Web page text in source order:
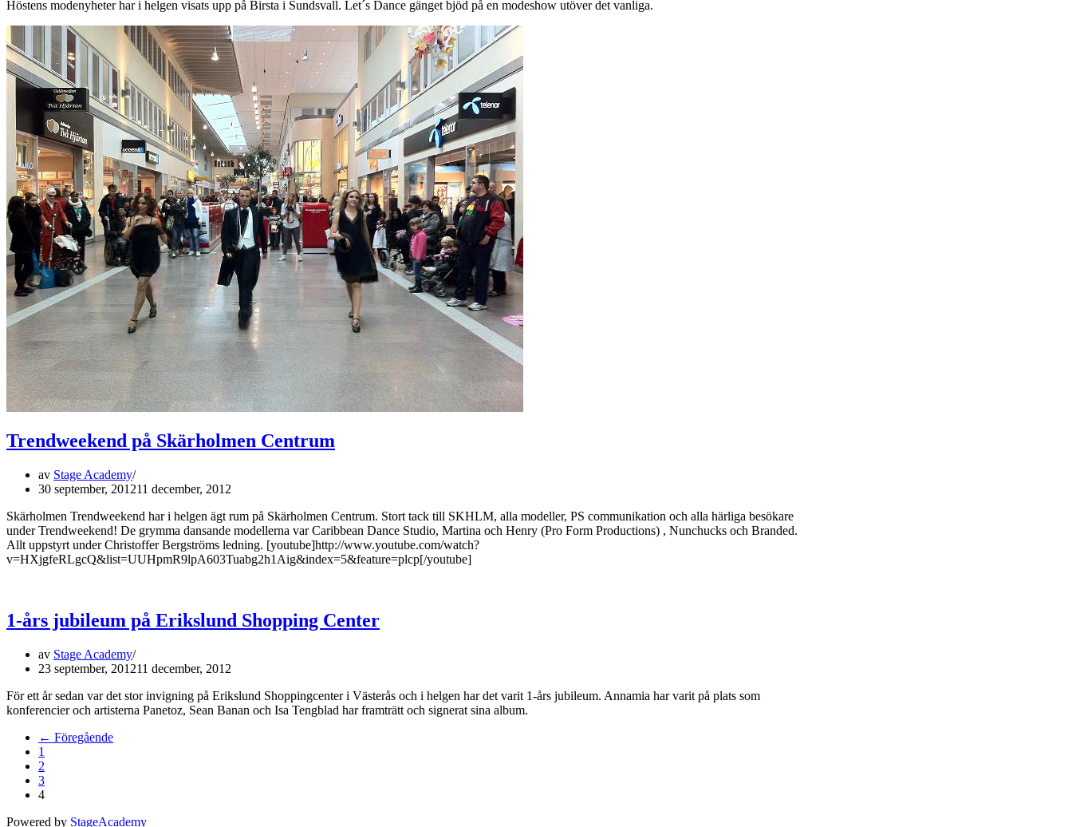
Höstens modenyheter har i helgen visats upp på Birsta i Sundsvall. Let´s Dance gänget bjöd på en modeshow utöver det vanliga.
Trendweekend på Skärholmen Centrum
av Stage Academy
30 september, 201211 december, 2012
Skärholmen Trendweekend har i helgen ägt rum på Skärholmen Centrum. Stort tack till SKHLM, alla modeller, PS communikation och alla härliga besökare
under Trendweekend! De grymma dansande modellerna var Caribbean Dance Studio, Martina och Henry (Pro Form Productions) , Nunchucks och Branded.
Allt uppstyrt under Christoffer Bergströms ledning. [youtube]http://www.youtube.com/watch?
v=HXjgfeRLgcQ&list=UUHpmR9lpA603Tuabg2h1Aig&index=5&feature=plcp[/youtube]
1-års jubileum på Erikslund Shopping Center
av Stage Academy
23 september, 201211 december, 2012
För ett år sedan var det stor invigning på Erikslund Shoppingcenter i Västerås och i helgen har det varit 1-års jubileum. Annamia har varit på plats som
konferencier och artisterna Panetoz, Sean Banan och Isa Tengblad har framträtt och signerat sina album.
← Föregående
1
2
3
4
Powered by StageAcademy